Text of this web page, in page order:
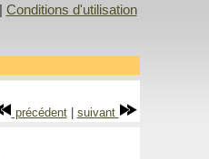
Conditions d'utilisation
précédent| suivant